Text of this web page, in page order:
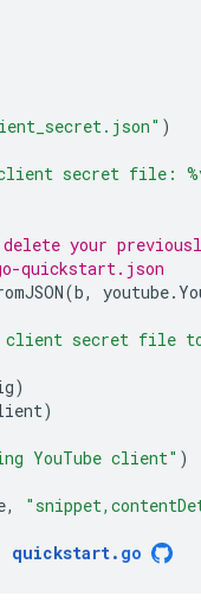
)
client secret file:
your
quickstart.json
(b, youtube.
client secret file
)
)
YouTube client" )
,
quickstart. go